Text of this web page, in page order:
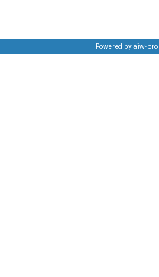
Powered by aiw-pro|